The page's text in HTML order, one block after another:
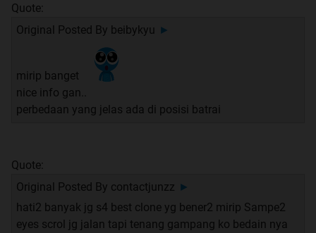
Quote:
Original Posted By beibykyu ►
mirip banget
nice info gan..
perbedaan yang jelas ada di posisi batrai
Quote:
Original Posted By contactjunzz ►
hati2 banyak jg s4 best clone yg bener2 mirip Sampe2
eyes scrol jg jalan tapi tenang gampang ko bedain nya